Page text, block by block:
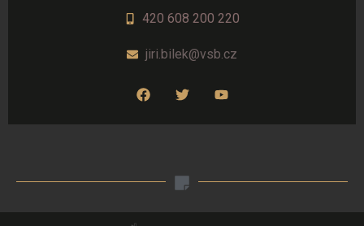
420 608 200 220
jiri.bilek@vsb.cz